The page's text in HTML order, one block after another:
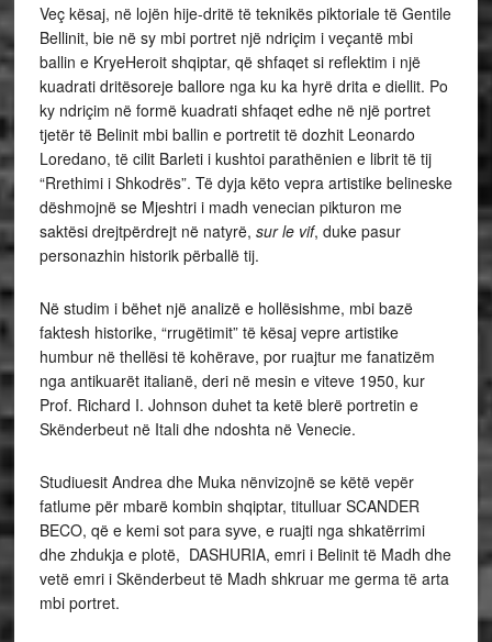
Veç kësaj, në lojën hije-dritë të teknikës piktoriale të Gentile
Bellinit, bie në sy mbi portret një ndriçim i veçantë mbi
ballin e KryeHeroit shqiptar, që shfaqet si reflektim i një
kuadrati dritësoreje ballore nga ku ka hyrë drita e diellit. Po
ky ndriçim në formë kuadrati shfaqet edhe në një portret
tjetër të Belinit mbi ballin e portretit të dozhit Leonardo
Loredano, të cilit Barleti i kushtoi parathënien e librit të tij
“Rrethimi i Shkodrës”. Të dyja këto vepra artistike belineske
dëshmojnë se Mjeshtri i madh venecian pikturon me
saktësi drejtpërdrejt në natyrë, sur le vif, duke pasur
personazhin historik përballë tij.
Në studim i bëhet një analizë e hollësishme, mbi bazë
faktesh historike, “rrugëtimit” të kësaj vepre artistike
humbur në thellësi të kohërave, por ruajtur me fanatizëm
nga antikuarët italianë, deri në mesin e viteve 1950, kur
Prof. Richard I. Johnson duhet ta ketë blerë portretin e
Skënderbeut në Itali dhe ndoshta në Venecie.
Studiuesit Andrea dhe Muka nënvizojnë se këtë vepër
fatlume për mbarë kombin shqiptar, titulluar SCANDER
BECO, që e kemi sot para syve, e ruajti nga shkatërrimi
dhe zhdukja e plotë, DASHURIA, emri i Belinit të Madh dhe
vetë emri i Skënderbeut të Madh shkruar me germa të arta
mbi portret.